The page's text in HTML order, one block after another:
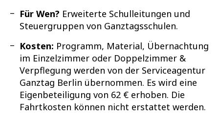
Für Wen? Erweiterte Schulleitungen und
Steuergruppen von Ganztagsschulen.
Kosten: Programm, Material, Übernachtung
im Einzelzimmer oder Doppelzimmer &
Verpflegung werden von der Serviceagentur
Ganztag Berlin übernommen. Es wird eine
Eigenbeteiligung von 62 € erhoben. Die
Fahrtkosten können nicht erstattet werden.